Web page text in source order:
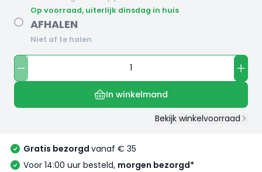
op voorraad, uiterlijk dinsdag in huis
AFHALEN
Niet af te halen
In winkelmand
Bekijk winkelvoorraad
Gratis bezorgd vanaf € 35
Voor 14:00 uur besteld, morgen bezorgd*